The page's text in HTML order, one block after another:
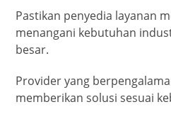
Pastikan penyedia layanan
menangani kebutuhan
besar.
Provider yang
memberikan solusi sesuai